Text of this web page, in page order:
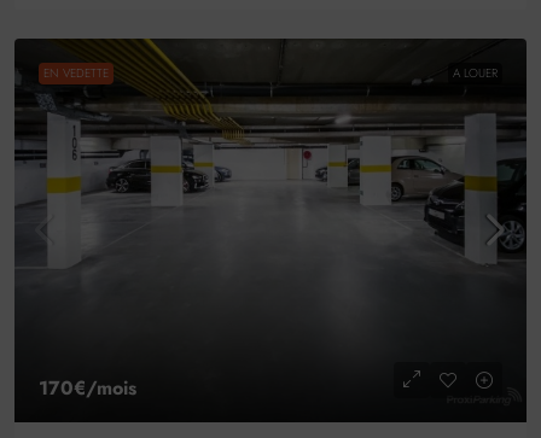
EN VEDETTE A LOUER
170€/mois